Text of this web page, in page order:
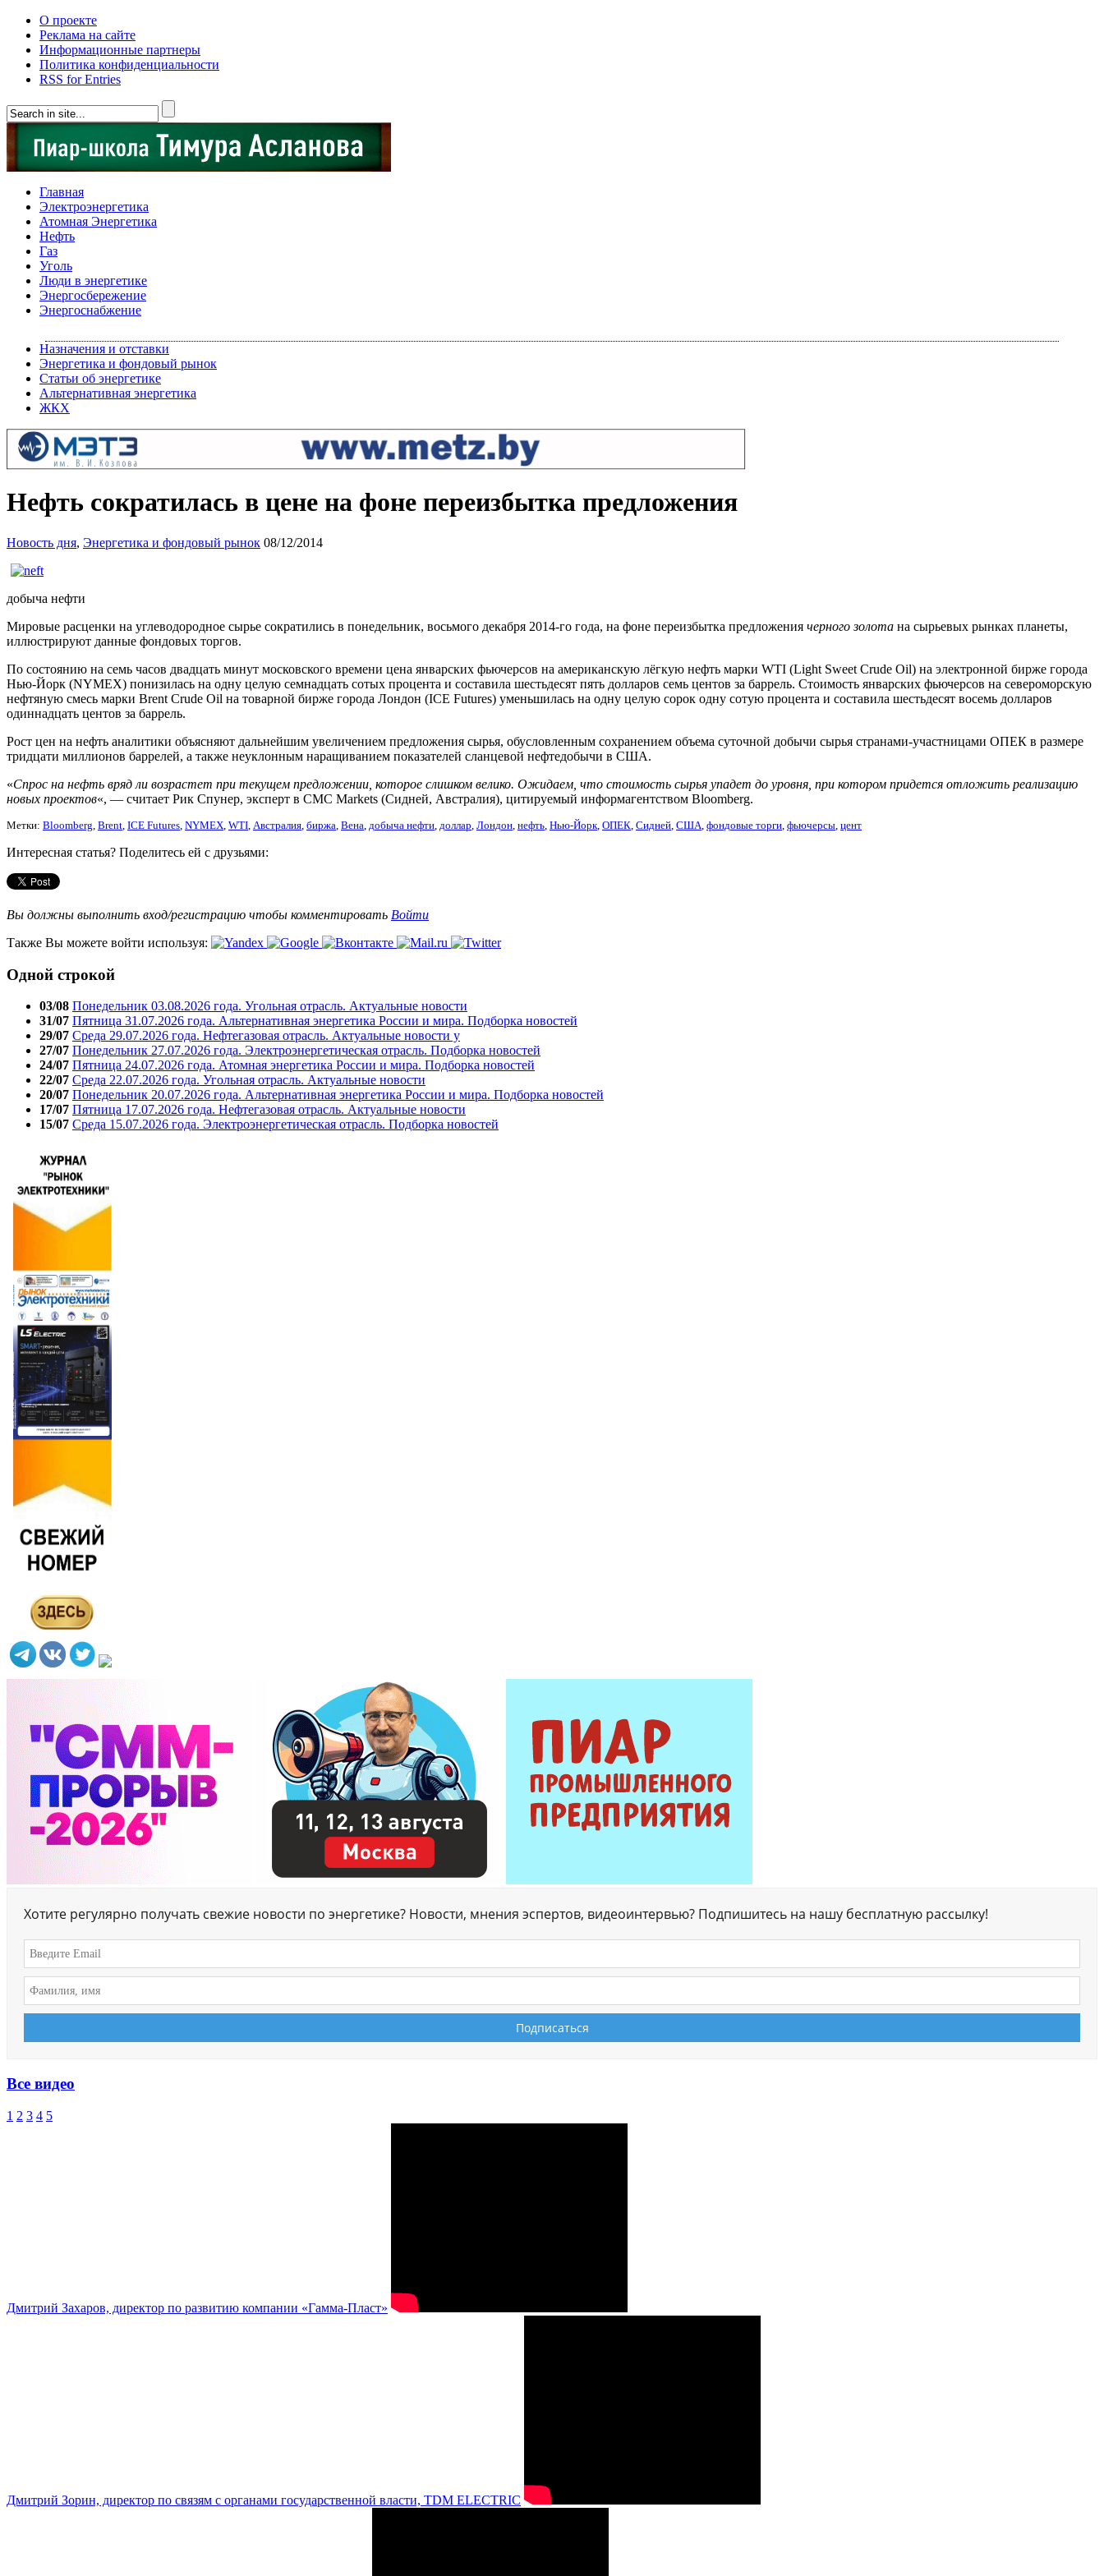
О проекте
Реклама на сайте
Информационные партнеры
Политика конфиденциальности
RSS for Entries
Главная
Электроэнергетика
Атомная Энергетика
Нефть
Газ
Уголь
Люди в энергетике
Энергосбережение
Энергоснабжение
Назначения и отставки
Энергетика и фондовый рынок
Статьи об энергетике
Альтернативная энергетика
ЖКХ
Нефть сократилась в цене на фоне переизбытка предложения
Новость дня, Энергетика и фондовый рынок 08/12/2014
добыча нефти
Мировые расценки на углеводородное сырье сократились в понедельник, восьмого декабря 2014-го года, на фоне переизбытка предложения черного золота на сырьевых рынках планеты,
иллюстрируют данные фондовых торгов.
По состоянию на семь часов двадцать минут московского времени цена январских фьючерсов на американскую лёгкую нефть марки WTI (Light Sweet Crude Oil) на электронной бирже города
Нью-Йорк (NYMEX) понизилась на одну целую семнадцать сотых процента и составила шестьдесят пять долларов семь центов за баррель. Стоимость январских фьючерсов на североморскую
нефтяную смесь марки Brent Crude Oil на товарной бирже города Лондон (ICE Futures) уменьшилась на одну целую сорок одну сотую процента и составила шестьдесят восемь долларов
одиннадцать центов за баррель.
Рост цен на нефть аналитики объясняют дальнейшим увеличением предложения сырья, обусловленным сохранением объема суточной добычи сырья странами-участницами ОПЕК в размере
тридцати миллионов баррелей, а также неуклонным наращиванием показателей сланцевой нефтедобычи в США.
«Спрос на нефть вряд ли возрастет при текущем предложении, которое слишком велико. Ожидаем, что стоимость сырья упадет до уровня, при котором придется отложить реализацию
новых проектов«, — считает Рик Спунер, эксперт в CMC Markets (Сидней, Австралия), цитируемый информагентством Bloomberg.
Метки: Bloomberg, Brent, ICE Futures, NYMEX, WTI, Австралия, биржа, Вена, добыча нефти, доллар, Лондон, нефть, Нью-Йорк, ОПЕК, Сидней, США, фондовые торги, фьючерсы, цент
Интересная статья? Поделитесь ей с друзьями:
Вы должны выполнить вход/регистрацию чтобы комментировать Войти
Также Вы можете войти используя:
Одной строкой
03/08 Понедельник 03.08.2026 года. Угольная отрасль. Актуальные новости
31/07 Пятница 31.07.2026 года. Альтернативная энергетика России и мира. Подборка новостей
29/07 Среда 29.07.2026 года. Нефтегазовая отрасль. Актуальные новости у
27/07 Понедельник 27.07.2026 года. Электроэнергетическая отрасль. Подборка новостей
24/07 Пятница 24.07.2026 года. Атомная энергетика России и мира. Подборка новостей
22/07 Среда 22.07.2026 года. Угольная отрасль. Актуальные новости
20/07 Понедельник 20.07.2026 года. Альтернативная энергетика России и мира. Подборка новостей
17/07 Пятница 17.07.2026 года. Нефтегазовая отрасль. Актуальные новости
15/07 Среда 15.07.2026 года. Электроэнергетическая отрасль. Подборка новостей
Хотите регулярно получать свежие новости по энергетике? Новости, мнения эспертов, видеоинтервью? Подпишитесь на нашу бесплатную рассылку!
Все видео
1 2 3 4 5
Дмитрий Захаров, директор по развитию компании «Гамма-Пласт»
Дмитрий Зорин, директор по связям с органами государственной власти, TDM ELECTRIC